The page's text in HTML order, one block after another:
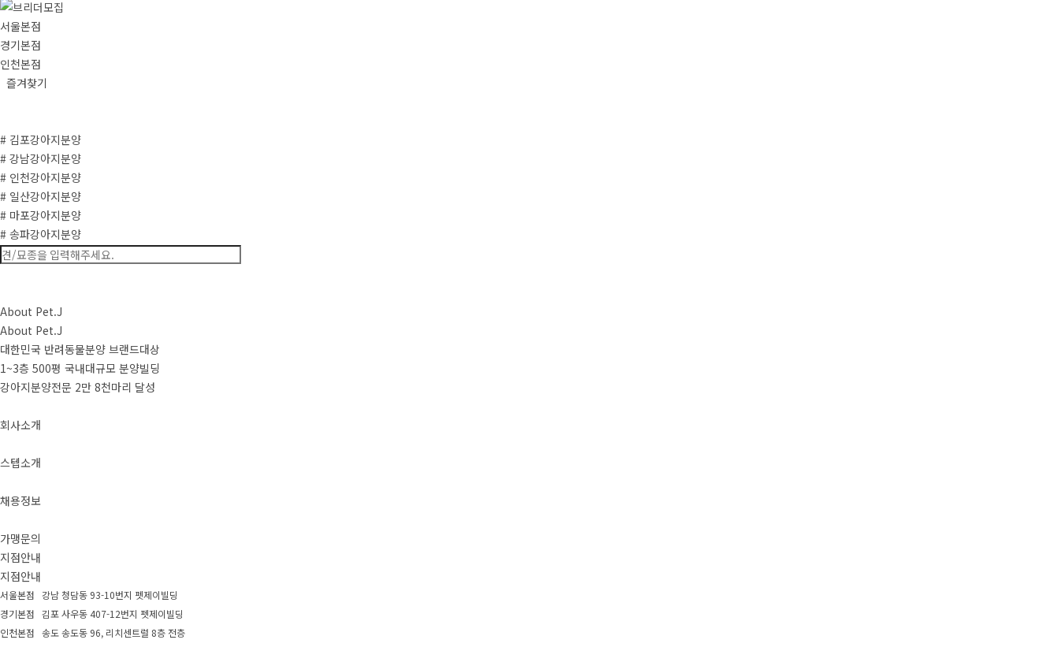
서울본점
경기본점
인천본점
즐겨찾기
# 김포강아지분양
# 강남강아지분양
# 인천강아지분양
# 일산강아지분양
# 마포강아지분양
# 송파강아지분양
About Pet.J
About Pet.J
대한민국 반려동물분양 브랜드대상
1~3층 500평 국내대규모 분양빌딩
강아지분양전문 2만 8천마리 달성
회사소개
스텝소개
채용정보
가맹문의
지점안내
지점안내
서울본점 강남 청담동 93-10번지 펫제이빌딩
경기본점 김포 사우동 407-12번지 펫제이빌딩
인천본점 송도 송도동 96, 리치센트럴 8층 전층